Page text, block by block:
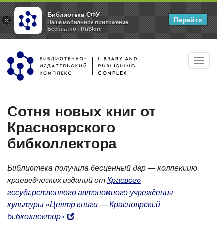
Перейти
основному
Сотня новых книг от
Красноярского
бибколлектора
Библиотека получила бесценный дар — коллекцию
краеведческих изданий отКраевого
государственного автономного учреждения
культуры «Центр книги — Красноярский
бибколлектор»
.
×
Библиотека СФУ
Наше мобильное приложение
Бесплатно - RuStore
Перейти